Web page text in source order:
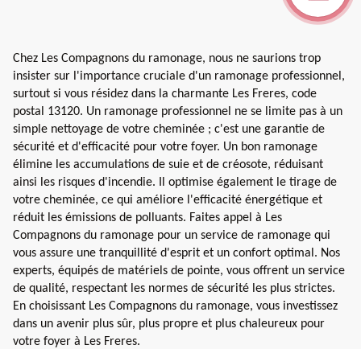
Chez Les Compagnons du ramonage, nous ne saurions trop
insister sur l'importance cruciale d'un ramonage professionnel,
surtout si vous résidez dans la charmante Les Freres, code
postal 13120. Un ramonage professionnel ne se limite pas à un
simple nettoyage de votre cheminée ; c'est une garantie de
sécurité et d'efficacité pour votre foyer. Un bon ramonage
élimine les accumulations de suie et de créosote, réduisant
ainsi les risques d'incendie. Il optimise également le tirage de
votre cheminée, ce qui améliore l'efficacité énergétique et
réduit les émissions de polluants. Faites appel à Les
Compagnons du ramonage pour un service de ramonage qui
vous assure une tranquillité d'esprit et un confort optimal. Nos
experts, équipés de matériels de pointe, vous offrent un service
de qualité, respectant les normes de sécurité les plus strictes.
En choisissant Les Compagnons du ramonage, vous investissez
dans un avenir plus sûr, plus propre et plus chaleureux pour
votre foyer à Les Freres.